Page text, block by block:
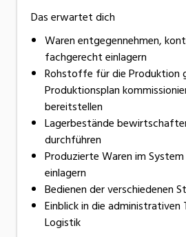
Das erwartet dich
Waren entgegennehmen,
fachgerecht einlagern
Rohstoffe für die Produktion
Produktionsplan
bereitstellen
Lagerbestände
durchführen
Produzierte Waren im
einlagern
Bedienen der verschiedenen
Einblick in die
Logistik